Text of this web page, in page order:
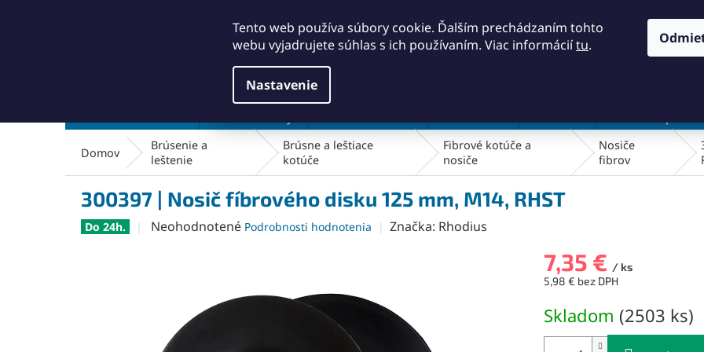
Tento web používa súbory cookie. Ďalším prechádzaním tohto
webu vyjadrujete súhlas s ich používaním. Viac informáciítu.
Nastavenie
Domov
Brúsenie a
leštenie
Brúsne a leštiace
kotúče
Fibrové kotúče a
nosiče
Nosiče
fibrov
300397 | Nosič fíbrového disku 125 mm, M14, RHST
Do 24h.
Priemerné
hviezdičiek.
Neohodnotené Podrobnosti hodnotenia Značka: Rhodius
7,35 € / ks
5,98 € bez DPH
cena:
Skladom (2503 ks)